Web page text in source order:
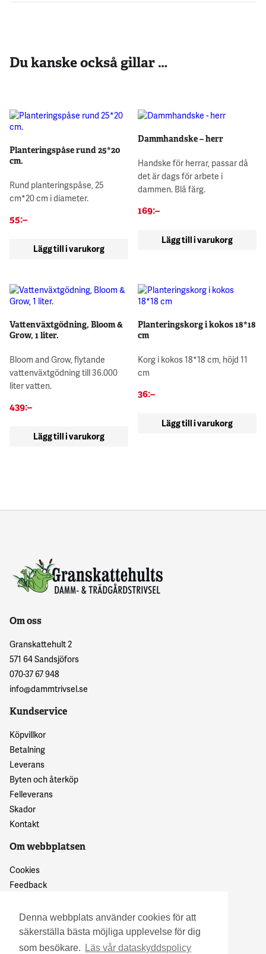
Denna webbplats använder cookies för att
säkerställa bästa möjliga upplevelse för dig
som besökare.
Läs vår dataskyddspolicy
Du kanske också gillar …
Planteringspåse rund 25*20
cm.
Rund planteringspåse, 25
cm*20 cm i diameter.
55:–
Lägg till i varukorg
Dammhandske – herr
Handske för herrar, passar då
det är dags för arbete i
dammen. Blå färg.
169:–
Lägg till i varukorg
Vattenväxtgödning, Bloom &
Grow, 1 liter.
Bloom and Grow, flytande
vattenväxtgödning till 36.000
liter vatten.
439:–
Lägg till i varukorg
Planteringskorg i kokos 18*18
cm
Korg i kokos 18*18 cm, höjd 11
cm
36:–
Lägg till i varukorg
Om oss
Granskattehult 2
571 64 Sandsjöfors
070-37 67 948
info@dammtrivsel.se
Kundservice
Köpvillkor
Betalning
Leverans
Byten och återköp
Felleverans
Skador
Kontakt
Om webbplatsen
Cookies
Feedback